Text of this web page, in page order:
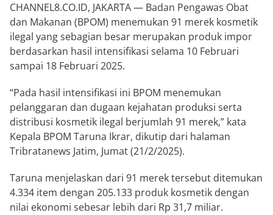
CHANNEL8.CO.ID, JAKARTA — Badan Pengawas Obat
dan Makanan (BPOM) menemukan 91 merek kosmetik
ilegal yang sebagian besar merupakan produk impor
berdasarkan hasil intensifikasi selama 10 Februari
sampai 18 Februari 2025.
“Pada hasil intensifikasi ini BPOM menemukan
pelanggaran dan dugaan kejahatan produksi serta
distribusi kosmetik ilegal berjumlah 91 merek,” kata
Kepala BPOM Taruna Ikrar, dikutip dari halaman
Tribratanews Jatim, Jumat (21/2/2025).
Taruna menjelaskan dari 91 merek tersebut ditemukan
4.334 item dengan 205.133 produk kosmetik dengan
nilai ekonomi sebesar lebih dari Rp 31,7 miliar.